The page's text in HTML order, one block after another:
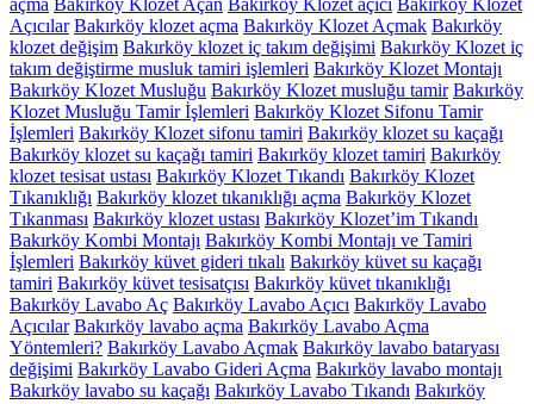
açma Bakırköy Klozet Açan Bakırköy Klozet açıcı Bakırköy Klozet
Açıcılar Bakırköy klozet açma Bakırköy Klozet Açmak Bakırköy
klozet değişim Bakırköy klozet iç takım değişimi Bakırköy Klozet iç
takım değiştirme musluk tamiri işlemleri Bakırköy Klozet Montajı
Bakırköy Klozet Musluğu Bakırköy Klozet musluğu tamir Bakırköy
Klozet Musluğu Tamir İşlemleri Bakırköy Klozet Sifonu Tamir
İşlemleri Bakırköy Klozet sifonu tamiri Bakırköy klozet su kaçağı
Bakırköy klozet su kaçağı tamiri Bakırköy klozet tamiri Bakırköy
klozet tesisat ustası Bakırköy Klozet Tıkandı Bakırköy Klozet
Tıkanıklığı Bakırköy klozet tıkanıklığı açma Bakırköy Klozet
Tıkanması Bakırköy klozet ustası Bakırköy Klozet’im Tıkandı
Bakırköy Kombi Montajı Bakırköy Kombi Montajı ve Tamiri
İşlemleri Bakırköy küvet gideri tıkalı Bakırköy küvet su kaçağı
tamiri Bakırköy küvet tesisatçısı Bakırköy küvet tıkanıklığı
Bakırköy Lavabo Aç Bakırköy Lavabo Açıcı Bakırköy Lavabo
Açıcılar Bakırköy lavabo açma Bakırköy Lavabo Açma
Yöntemleri? Bakırköy Lavabo Açmak Bakırköy lavabo bataryası
değişimi Bakırköy Lavabo Gideri Açma Bakırköy lavabo montajı
Bakırköy lavabo su kaçağı Bakırköy Lavabo Tıkandı Bakırköy